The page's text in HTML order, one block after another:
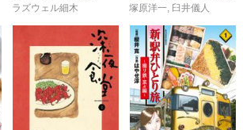
ラズウェル細木
塚原洋一, 臼井儀人